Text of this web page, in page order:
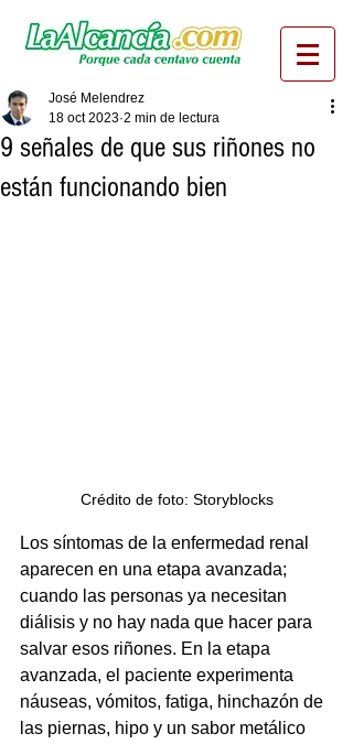
9 señales de que sus riñones no
están funcionando bien
José Melendrez
18 oct 2023 2 min de lectura
Crédito de foto: Storyblocks
Los síntomas de la enfermedad renal
aparecen en una etapa avanzada;
cuando las personas ya necesitan
diálisis y no hay nada que hacer para
salvar esos riñones. En la etapa
avanzada, el paciente experimenta
náuseas, vómitos, fatiga, hinchazón de
las piernas, hipo y un sabor metálico